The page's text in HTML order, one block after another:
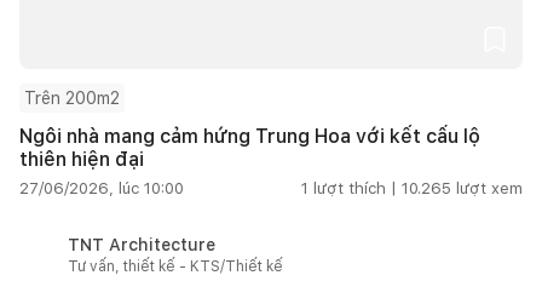
Trên 200m2
Ngôi nhà mang cảm hứng Trung Hoa với kết cấu lộ
thiên hiện đại
27/06/2026, lúc 10:00 1 lượt thích | 10.265 lượt xem
TNT Architecture
Tư vấn, thiết kế - KTS/Thiết kế